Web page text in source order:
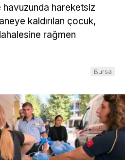
hareketsiz
kaldırılan çocuk,
rağmen
Bursa